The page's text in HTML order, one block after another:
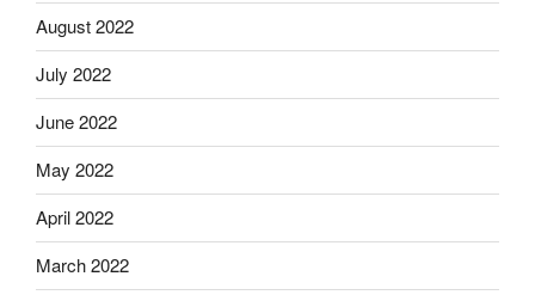
August 2022
July 2022
June 2022
May 2022
April 2022
March 2022